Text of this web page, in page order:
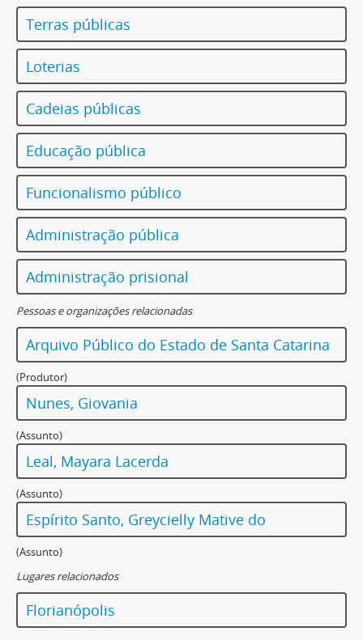
Terras públicas
Loterias
Cadeias públicas
Educação pública
Funcionalismo público
Administração pública
Administração prisional
Pessoas e organizações relacionadas
Arquivo Público do Estado de Santa Catarina
(Produtor)
Nunes, Giovania
(Assunto)
Leal, Mayara Lacerda
(Assunto)
Espírito Santo, Greycielly Mative do
(Assunto)
Lugares relacionados
Florianópolis